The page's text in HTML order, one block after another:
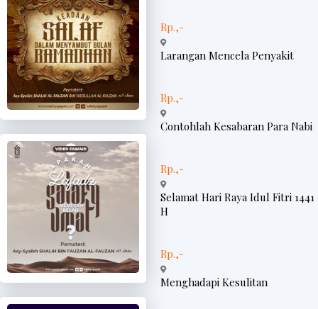
Rp.,-
Larangan Mencela Penyakit
Rp.,-
Contohlah Kesabaran Para Nabi
Rp.,-
Selamat Hari Raya Idul Fitri 1441
H
Rp.,-
Menghadapi Kesulitan